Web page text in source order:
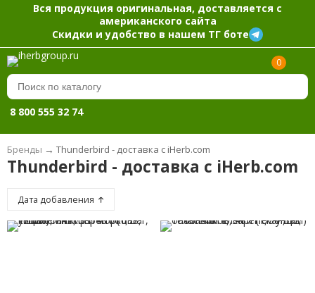
Вся продукция оригинальная, доставляется с
американского сайта
Скидки и удобство в нашем ТГ боте
0
8 800 555 32 74
Бренды → Thunderbird - доставка с iHerb.com
Thunderbird - доставка с iHerb.com
Дата добавления